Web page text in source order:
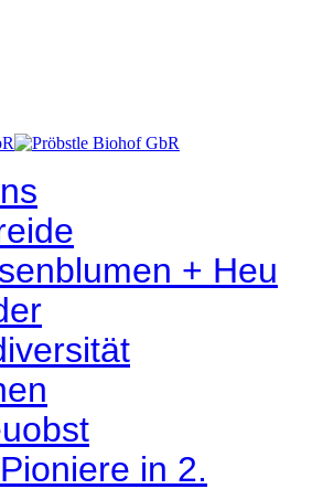
+ Heu
in 2.